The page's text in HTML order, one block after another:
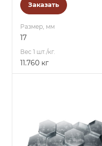
Заказать
Размер, мм
17
Вес 1 шт./кг.
11.760 кг